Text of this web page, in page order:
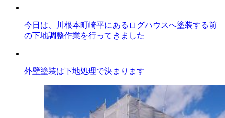
今日は、川根本町崎平にあるログハウスへ塗装する前
の下地調整作業を行ってきました
外壁塗装は下地処理で決まります